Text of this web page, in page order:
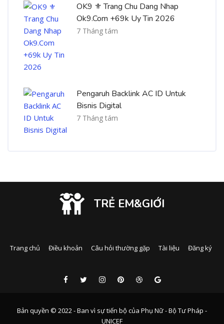
OK9 ⚜️ Trang Chu Dang Nhap
Ok9.Com +69k Uy Tin 2026
7 Tháng tám
Pengaruh Backlink AC ID Untuk
Bisnis Digital
7 Tháng tám
TRẺ EM&GIỚI
Trang chủ Điều khoản Câu hỏi thường gặp Tài liệu Đăng ký
Bản quyền © 2022 - Ban vì sự tiến bộ của Phụ Nữ - Bộ Tư Pháp -
UNICEF